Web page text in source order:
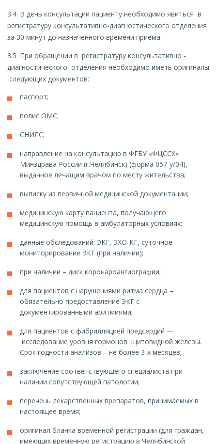
3.4. В день консультации пациенту необходимо явиться в
регистратуру консультативно-диагностического отделения
за 30 минут до назначенного времени приема.
3.5. При обращении в регистратуру консультативно -
диагностического отделения необходимо иметь оригиналы
следующих документов:
паспорт;
полис ОМС;
СНИЛС;
направление на консультацию в ФГБУ «ФЦССХ»
Минздрава России (г.Челябинск) (форма 057-у/04),
выданное лечащим врачом по месту жительства;
выписку из первичной медицинской документации;
медицинскую карту пациента, получающего
медицинскую помощь в амбулаторных условиях;
данные обследований: ЭКГ, ЭХО-КГ, суточное
мониторирование ЭКГ (при наличии);
при наличии – диск коронароангиографии;
для пациентов с нарушениями ритма сердца –
обязательно предоставление ЭКГ с
документированными аритмиями;
для пациентов с фибрилляцией предсердий —
исследование уровня гормонов щитовидной железы.
Срок годности анализов – не более 3-х месяцев;
заключение соответствующего специалиста при
наличии сопутствующей патологии;
перечень лекарственных препаратов, принимаемых в
настоящее время;
оригинал бланка временной регистрации (для граждан,
имеющих временную регистрацию в Челябинской